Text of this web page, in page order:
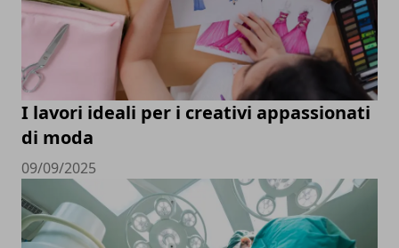
I lavori ideali per i creativi appassionati
di moda
09/09/2025